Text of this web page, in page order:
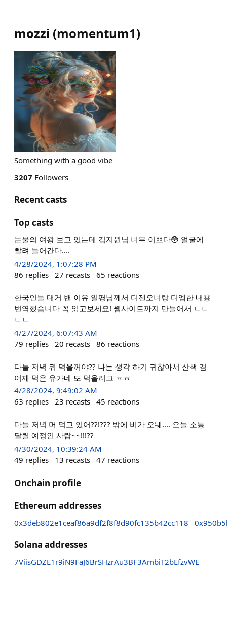
mozzi (momentum1)
Something with a good vibe
3207 Followers
Recent casts
Top casts
눈물의 여왕 보고 있는데 김지원님 너무 이쁘다😳 얼굴에
빨려 들어간다....
4/28/2024, 1:07:28 PM
86 replies 27 recasts 65 reactions
한국인들 대거 밴 이유 일평님께서 디젠오너랑 디엠한 내용
번역했습니다 꼭 읽고보세요! 웹사이트까지 만들어서 ㄷㄷ
ㄷㄷ
4/27/2024, 6:07:43 AM
79 replies 20 recasts 86 reactions
다들 저녁 뭐 먹을꺼야?? 나는 생각 하기 귀찮아서 산책 겸
어제 먹은 유가네 또 먹을려고 ㅎㅎ
4/28/2024, 9:49:02 AM
63 replies 23 recasts 45 reactions
다들 저녁 머 먹고 있어??!??? 밖에 비가 오눼.... 오늘 소통
달릴 예정인 사람~~!!!??
4/30/2024, 10:39:24 AM
49 replies 13 recasts 47 reactions
Onchain profile
Ethereum addresses
0x3deb802e1ceaf86a9df2f8f8d90fc135b42cc118
Solana addresses
7ViisGDZE1r9iN9FaJ6BrSHzrAu3BF3AmbiT2bEfzvWE